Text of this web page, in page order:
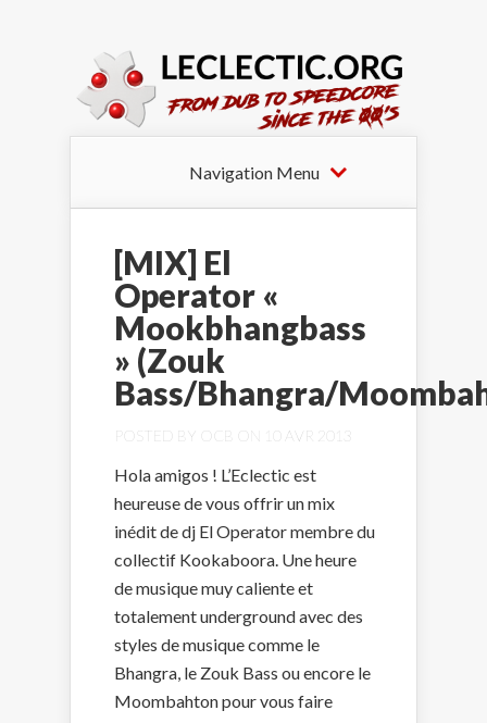
Navigation Menu
[MIX] El
Operator «
Mookbhangbass
» (Zouk
Bass/Bhangra/
POSTED BY OCB ON 10 AVR 2013
Hola amigos ! L’Eclectic est
heureuse de vous offrir un mix
inédit de dj El Operator membre du
collectif Kookaboora. Une heure
de musique muy caliente et
totalement underground avec des
styles de musique comme le
Bhangra, le Zouk Bass ou encore le
Moombahton pour vous faire